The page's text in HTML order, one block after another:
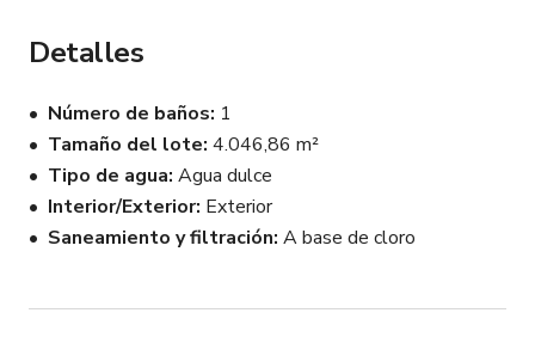
• Vistas de montaña de 300 grados durante todo el año,
tranquilo
• Caminos de tierra, senderos y caminos
• Áreas planas espaciosas y la sección de ladrillo
mostrada con acceso para vehículos a todas las
ubicaciones mostradas
Detalles
Número de baños 1
Tamaño del lote 4.046,86 m²
Tipo de agua Agua dulce
Interior/Exterior Exterior
Saneamiento y filtración A base de cloro